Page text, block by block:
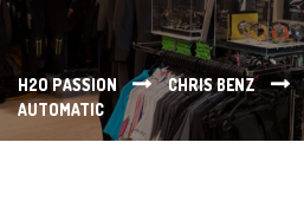
H2O PASSION CHRIS BENZ
AUTOMATIC